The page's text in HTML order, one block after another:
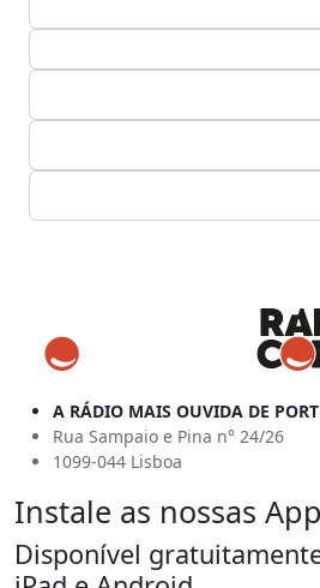
A RÁDIO MAIS OUVIDA DE
Rua Sampaio e Pina n° 24/26
1099-044 Lisboa
Instale as nossas
Disponível